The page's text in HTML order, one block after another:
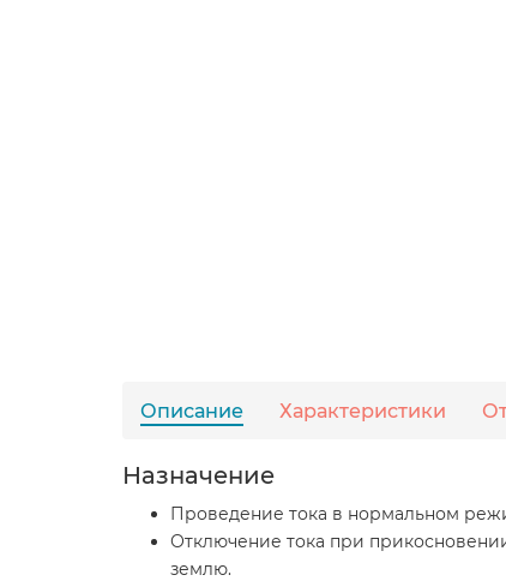
Описание Характеристики
Назначение
Проведение тока в нормальном
Отключение тока при
землю.